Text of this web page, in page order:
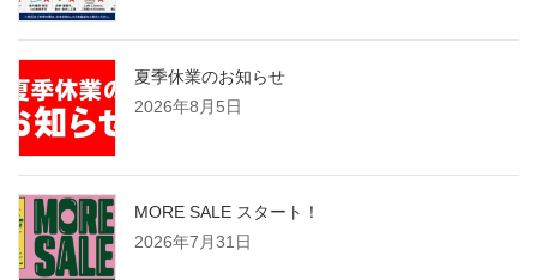
夏季休業のお知らせ
2026年8月5日
MORE SALE スタート！
2026年7月31日